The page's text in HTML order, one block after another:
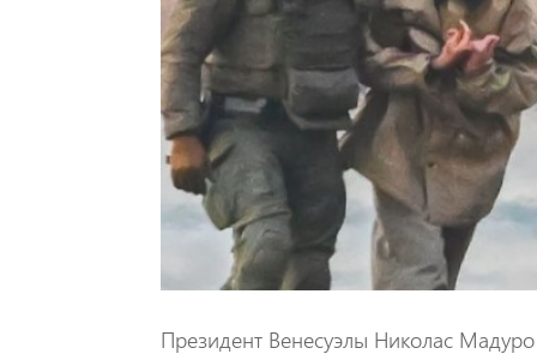
Президент Венесуэлы Николас